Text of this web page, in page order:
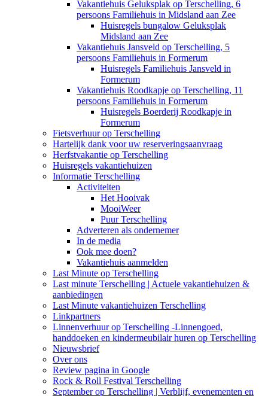
Vakantiehuis Geluksplak op Terschelling, 6
persoons Familiehuis in Midsland aan Zee
Huisregels bungalow Geluksplak
Midsland aan Zee
Vakantiehuis Jansveld op Terschelling, 5
persoons Familiehuis in Formerum
Huisregels Familiehuis Jansveld in
Formerum
Vakantiehuis Roodkapje op Terschelling, 11
persoons Familiehuis in Formerum
Huisregels Boerderij Roodkapje in
Formerum
Fietsverhuur op Terschelling
Hartelijk dank voor uw reserveringsaanvraag
Herfstvakantie op Terschelling
Huisregels vakantiehuizen
Informatie Terschelling
Activiteiten
Het Hooivak
MooiWeer
Puur Terschelling
Adverteren als ondernemer
In de media
Ook mee doen?
Vakantiehuis aanmelden
Last Minute op Terschelling
Last minute Terschelling | Actuele vakantiehuizen &
aanbiedingen
Last Minute vakantiehuizen Terschelling
Linkpartners
Linnenverhuur op Terschelling -Linnengoed,
handdoeken en kindermeubilair huren op Terschelling
Nieuwsbrief
Over ons
Review pagina in Google
Rock & Roll Festival Terschelling
September op Terschelling | Verblijf, evenementen en